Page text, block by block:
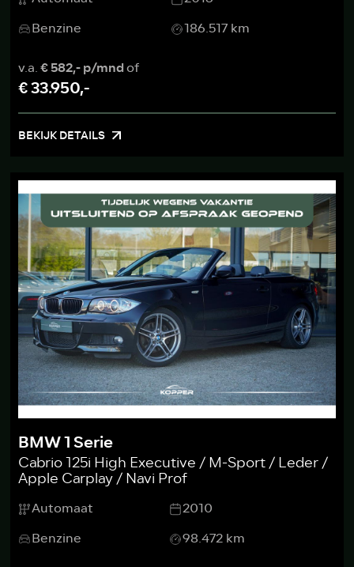
Benzine
186.517 km
v.a.€ 582,- p/mndof
€ 33.950,-
BEKIJK DETAILS
BMW 1 Serie
Cabrio 125i High Executive / M-Sport / Leder /
Apple Carplay / Navi Prof
Automaat
2010
Benzine
98.472 km